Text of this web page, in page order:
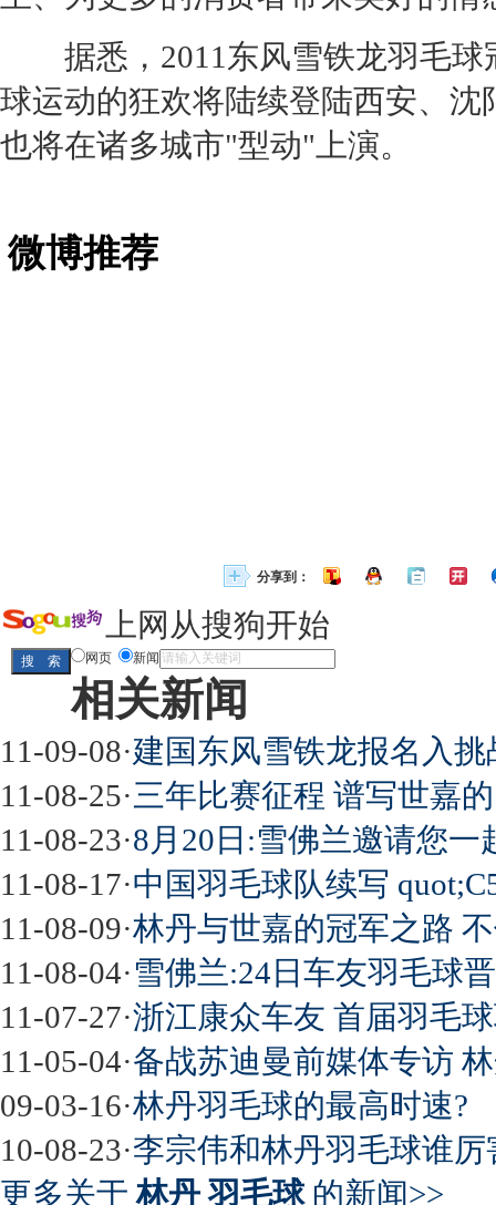
据悉，2011 东风雪铁龙羽毛球
球运动的狂欢将陆续登陆西安、
也将在诸多城市"型动"上演。
微博推荐
分享到：
上网从搜狗开始
网页 新闻
相关新闻
11-09-08·建国东风雪铁龙报名入
11-08-25·三年比赛征程 谱写世嘉
11-08-23·8月20日:雪佛兰邀请您一
11-08-17·中国羽毛球队续写
11-08-09·林丹与世嘉的冠军之路
11-08-04·雪佛兰:24日车友羽毛球
11-07-27·浙江康众车友 首届羽毛
11-05-04·备战苏迪曼前媒体专访
09-03-16·林丹羽毛球的最高时速?
10-08-23·李宗伟和林丹羽毛球谁厉
更多关于林丹 羽毛球的新闻>>